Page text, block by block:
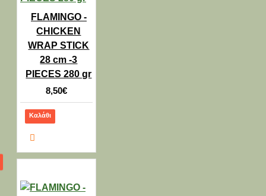
FLAMINGO -
CHICKEN
WRAP STICK
28 cm -3
PIECES 280 gr
8,50€
Καλάθι